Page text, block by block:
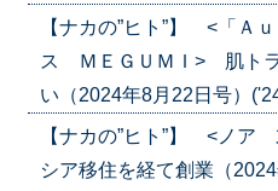
【ナカの”ヒト”】 <「Ａ
ス ＭＥＧＵＭＩ> 肌トラ
い（2024年8月22日号）
【ナカの”ヒト”】 <ノ
シア移住を経て創業（